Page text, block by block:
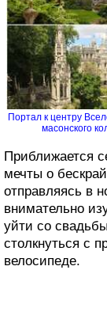
Портал к центру
масонского
Приближается
мечты о
отправляясь в
внимательно
уйти со
столкнуться с
велосипеде.